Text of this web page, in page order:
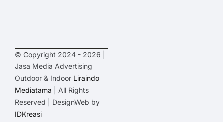
© Copyright 2024 - 2026 |
Jasa Media Advertising
Outdoor & Indoor Liraindo
Mediatama | All Rights
Reserved | DesignWeb by
IDKreasi